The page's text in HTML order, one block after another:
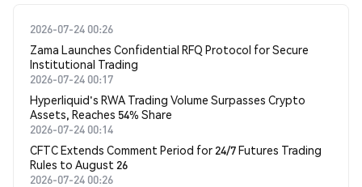
2026-07-24 00:26
Zama Launches Confidential RFQ Protocol for Secure
Institutional Trading
2026-07-24 00:17
Hyperliquid's RWA Trading Volume Surpasses Crypto
Assets, Reaches 54% Share
2026-07-24 00:14
CFTC Extends Comment Period for 24/7 Futures Trading
Rules to August 26
2026-07-24 00:26